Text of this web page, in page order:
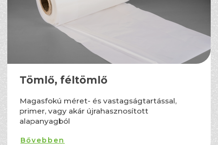
Tömlő, féltömlő
Magasfokú méret- és vastagságtartással,
primer, vagy akár újrahasznosított
alapanyagból
Bővebben